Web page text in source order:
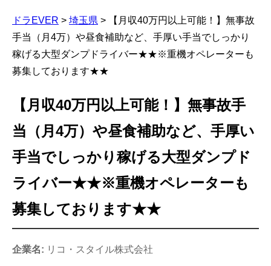
ドラEVER > 埼玉県 >
【月収40万円以上可能！】無事故
手当（月4万）や昼食補助など、手厚い手当でしっかり
稼げる大型ダンプドライバー★★※重機オペレーターも
募集しております★★
【月収40万円以上可能！】無事故手
当（月4万）や昼食補助など、手厚い
手当でしっかり稼げる大型ダンプド
ライバー★★※重機オペレーターも
募集しております★★
企業名: リコ・スタイル株式会社